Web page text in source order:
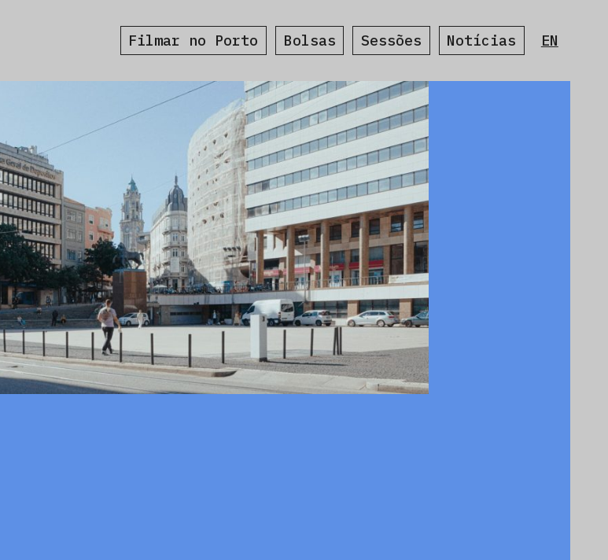
Filmar no Porto Bolsas Sessões Notícias EN